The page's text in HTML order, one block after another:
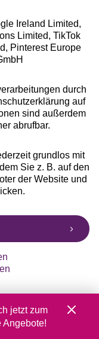
Ireland Limited,
Limited, TikTok
Pinterest Europe
durch
auf
sind außerdem
abrufbar.
grundlos mit
Sie z. B. auf den
der Website und
jetzt zum
Angebote!